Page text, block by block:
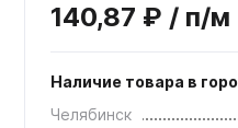
140,87 ₽ / п/м
Наличие товара в
Челябинск